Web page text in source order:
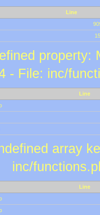
Line
15
property:
- File: inc/
Line
array
inc/
Line